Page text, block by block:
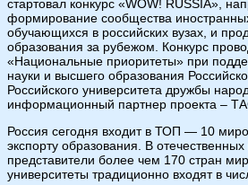
стартовал конкурс «WOW! RUSSIA»,
формирование сообщества
обучающихся в российских вузах, и
образования за рубежом. Конкурс
«Национальные приоритеты» при
науки и высшего образования
Российского университета дружбы
информационный партнер проекта –
Россия сегодня входит в ТОП — 10
экспорту образования. В отечественных
представители более чем 170 стран
университеты традиционно входят в